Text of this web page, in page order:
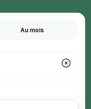
Au mois